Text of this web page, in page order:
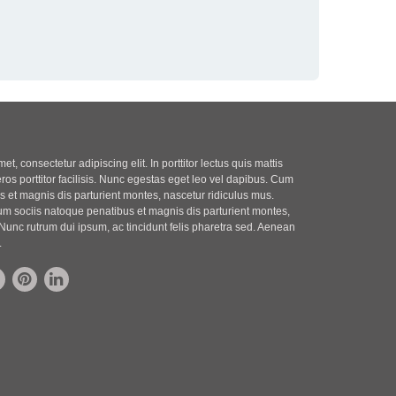
consectetur adipiscing elit. In porttitor lectus quis mattis
porttitor facilisis. Nunc egestas eget leo vel dapibus. Cum
et magnis dis parturient montes, nascetur ridiculus mus.
sociis natoque penatibus et magnis dis parturient montes,
rutrum dui ipsum, ac tincidunt felis pharetra sed. Aenean